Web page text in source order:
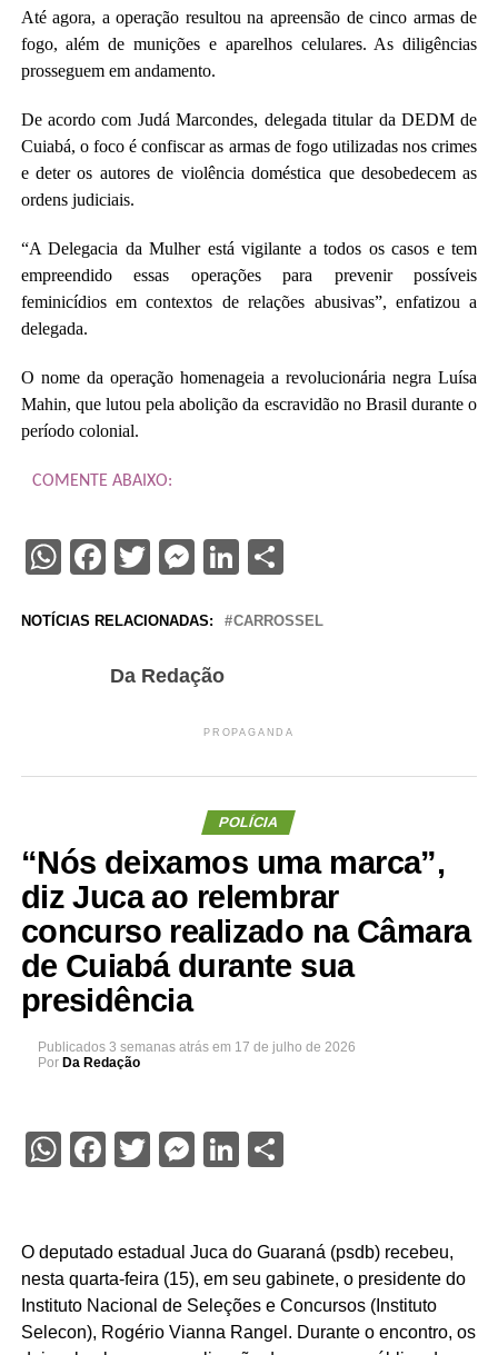
Até agora, a operação resultou na apreensão de cinco armas de
fogo, além de munições e aparelhos celulares. As diligências
prosseguem em andamento.
De acordo com Judá Marcondes, delegada titular da DEDM de
Cuiabá, o foco é confiscar as armas de fogo utilizadas nos crimes
e deter os autores de violência doméstica que desobedecem as
ordens judiciais.
“A Delegacia da Mulher está vigilante a todos os casos e tem
empreendido essas operações para prevenir possíveis
feminicídios em contextos de relações abusivas”, enfatizou a
delegada.
O nome da operação homenageia a revolucionária negra Luísa
Mahin, que lutou pela abolição da escravidão no Brasil durante o
período colonial.
COMENTE ABAIXO:
WhatsApp
Facebook
Twitter
Messenger
LinkedIn
Share
NOTÍCIAS RELACIONADAS: CARROSSEL
Da Redação
PROPAGANDA
POLÍCIA
“Nós deixamos uma marca”,
diz Juca ao relembrar
concurso realizado na Câmara
de Cuiabá durante sua
presidência
Publicados 3 semanas atrás em 17 de julho de 2026
Por Da Redação
WhatsApp
Facebook
Twitter
Messenger
LinkedIn
Share
O deputado estadual Juca do Guaraná (psdb) recebeu,
nesta quarta-feira (15), em seu gabinete, o presidente do
Instituto Nacional de Seleções e Concursos (Instituto
Selecon), Rogério Vianna Rangel. Durante o encontro, os